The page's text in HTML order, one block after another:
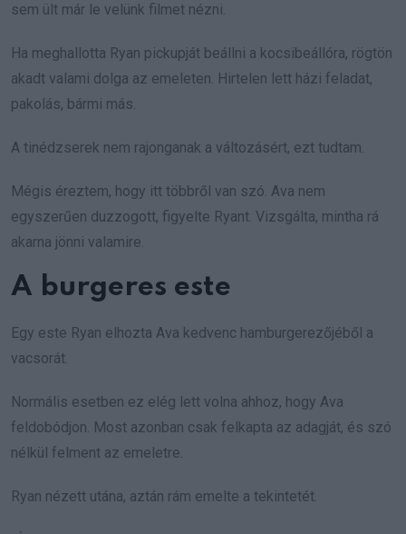
sem ült már le velünk filmet nézni.
Ha meghallotta Ryan pickupját beállni a kocsibeállóra, rögtön
akadt valami dolga az emeleten. Hirtelen lett házi feladat,
pakolás, bármi más.
A tinédzserek nem rajonganak a változásért, ezt tudtam.
Mégis éreztem, hogy itt többről van szó. Ava nem
egyszerűen duzzogott, figyelte Ryant. Vizsgálta, mintha rá
akarna jönni valamire.
A burgeres este
Egy este Ryan elhozta Ava kedvenc hamburgerezőjéből a
vacsorát.
Normális esetben ez elég lett volna ahhoz, hogy Ava
feldobódjon. Most azonban csak felkapta az adagját, és szó
nélkül felment az emeletre.
Ryan nézett utána, aztán rám emelte a tekintetét.